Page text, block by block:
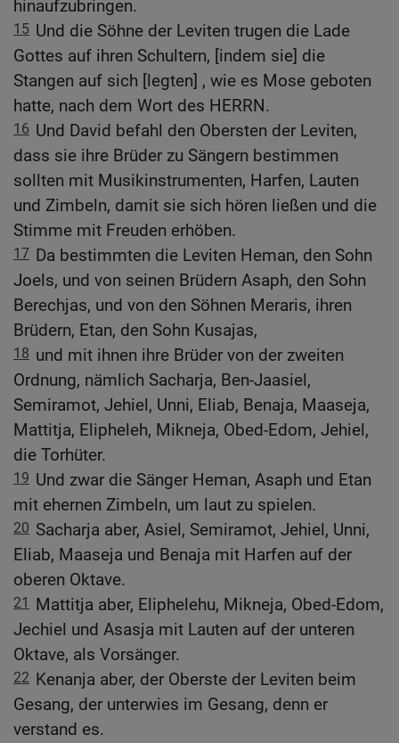
hinaufzubringen.
15 Und die Söhne der Leviten trugen die Lade
Gottes auf ihren Schultern, [indem sie] die
Stangen auf sich [legten] , wie es Mose geboten
hatte, nach dem Wort des HERRN.
16 Und David befahl den Obersten der Leviten,
dass sie ihre Brüder zu Sängern bestimmen
sollten mit Musikinstrumenten, Harfen, Lauten
und Zimbeln, damit sie sich hören ließen und die
Stimme mit Freuden erhöben.
17 Da bestimmten die Leviten Heman, den Sohn
Joels, und von seinen Brüdern Asaph, den Sohn
Berechjas, und von den Söhnen Meraris, ihren
Brüdern, Etan, den Sohn Kusajas,
18 und mit ihnen ihre Brüder von der zweiten
Ordnung, nämlich Sacharja, Ben-Jaasiel,
Semiramot, Jehiel, Unni, Eliab, Benaja, Maaseja,
Mattitja, Elipheleh, Mikneja, Obed-Edom, Jehiel,
die Torhüter.
19 Und zwar die Sänger Heman, Asaph und Etan
mit ehernen Zimbeln, um laut zu spielen.
20 Sacharja aber, Asiel, Semiramot, Jehiel, Unni,
Eliab, Maaseja und Benaja mit Harfen auf der
oberen Oktave.
21
Mattitja aber, Eliphelehu, Mikneja, Obed-Edom,
Jechiel und Asasja mit Lauten auf der unteren
Oktave, als Vorsänger.
22 Kenanja aber, der Oberste der Leviten beim
Gesang, der unterwies im Gesang, denn er
verstand es.